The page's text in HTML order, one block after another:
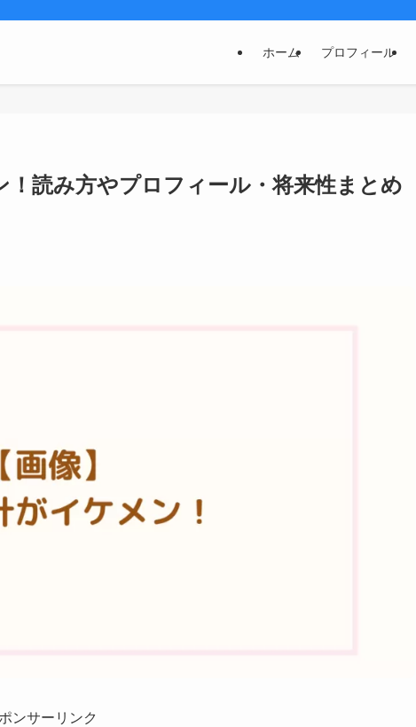
ホーム プロフィール
！読み方やプロフィール・将来性まとめ
ンサーリンク